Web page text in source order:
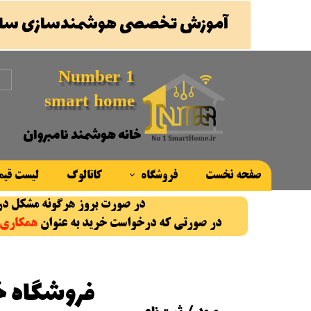
Number 1
smart home
صفحه نخست فروشگاه
محصولات
برند ها
کاتالوگ لیست
خانه هوشمند نامبروان
آموزش تخصصی هوشمندسازی
در صورت بروز هرگونه مشکل در روند سفارش، با شماره
در صورتی که درخواست خرید به عنوان